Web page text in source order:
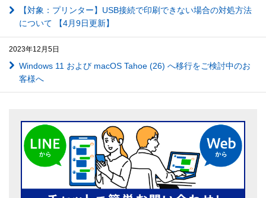
【対象：プリンター】USB接続で印刷できない場合の対処方法
について 【4月9日更新】
2023年12月5日
Windows 11 および macOS Tahoe (26) へ移行をご検討中のお
客様へ